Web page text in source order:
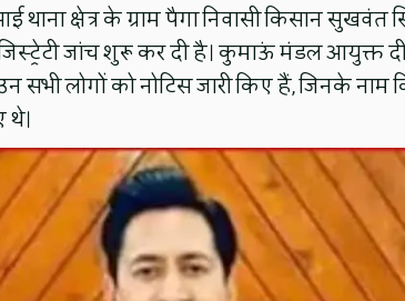
थाना क्षेत्र के ग्राम पैगा निवासी किसान
जांच शुरू कर दी है। कुमाऊं मंडल आयुक्त
लोगों को नोटिस जारी किए हैं, जिनके नाम
थे।